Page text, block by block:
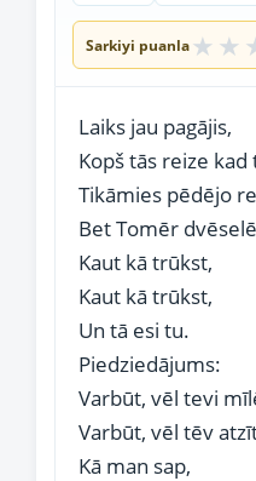
Sarkiyi puanla★ ★
Laiks jau pagājis,
Kopš tās reize kad
Tikāmies pēdējo
Bet Tomēr
Kaut kā trūkst,
Kaut kā trūkst,
Un tā esi tu.
Piedziedājums:
Varbūt, vēl tevi
Varbūt, vēl tēv
Kā man sap,